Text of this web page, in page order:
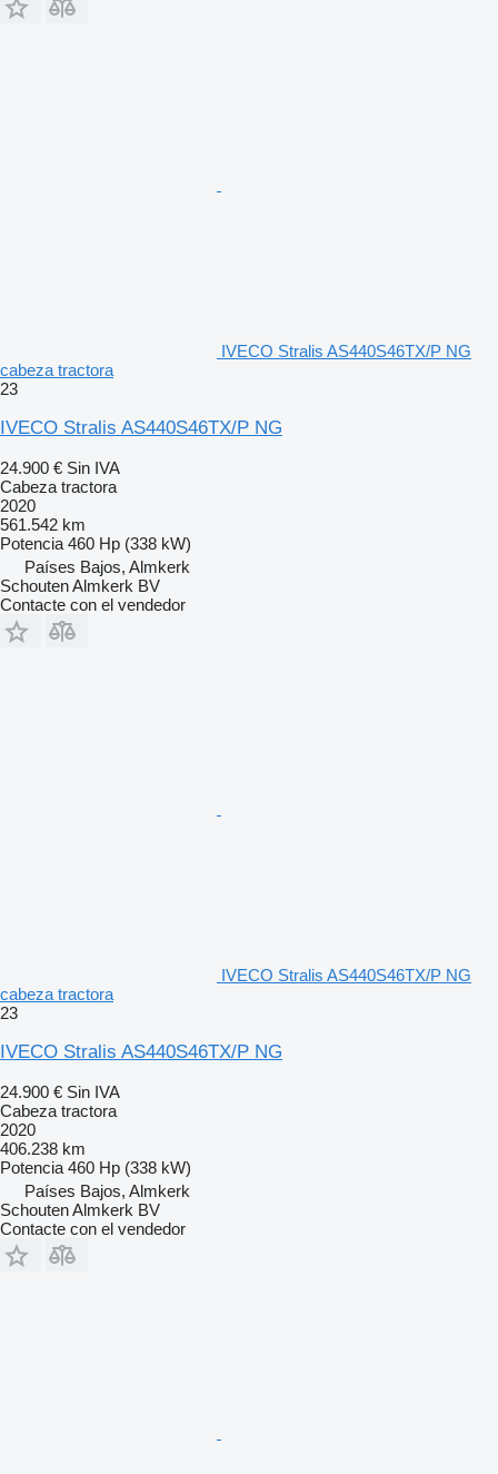
IVECO Stralis AS440S46TX/P NG
cabeza tractora
23
IVECO Stralis AS440S46TX/P NG
24.900 € Sin IVA
Cabeza tractora
2020
561.542 km
Potencia 460 Hp (338 kW)
Países Bajos, Almkerk
Schouten Almkerk BV
Contacte con el vendedor
IVECO Stralis AS440S46TX/P NG
cabeza tractora
23
IVECO Stralis AS440S46TX/P NG
24.900 € Sin IVA
Cabeza tractora
2020
406.238 km
Potencia 460 Hp (338 kW)
Países Bajos, Almkerk
Schouten Almkerk BV
Contacte con el vendedor